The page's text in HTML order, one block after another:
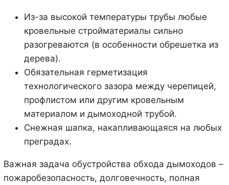
Из-за высокой температуры трубы любые
кровельные стройматериалы сильно
разогреваются (в особенности обрешетка из
дерева).
Обязательная герметизация
технологического зазора между черепицей,
профлистом или другим кровельным
материалом и дымоходной трубой.
Снежная шапка, накапливающаяся на любых
преградах.
Важная задача обустройства обхода дымоходов –
пожаробезопасность, долговечность, полная